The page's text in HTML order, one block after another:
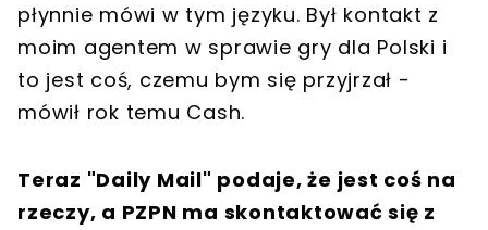
płynnie mówi w tym języku. Był kontakt z
moim agentem w sprawie gry dla Polski i
to jest coś, czemu bym się przyjrzał -
mówił rok temu Cash.
Teraz "Daily Mail" podaje, że jest coś na
rzeczy, a PZPN ma skontaktować się z